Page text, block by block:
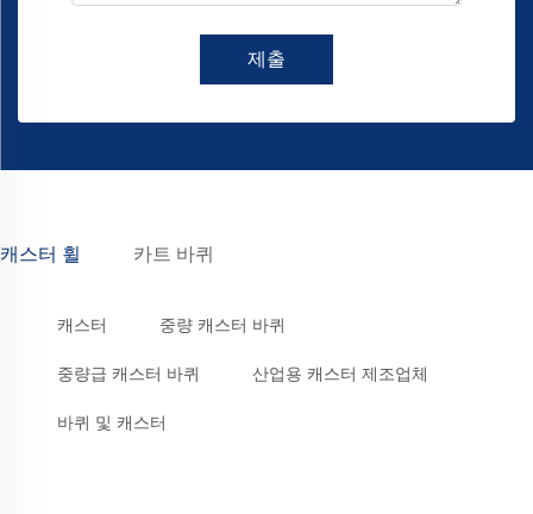
제출
캐스터 휠 카트 바퀴
캐스터 중량 캐스터 바퀴
중량급 캐스터 바퀴 산업용 캐스터 제조업체
바퀴 및 캐스터